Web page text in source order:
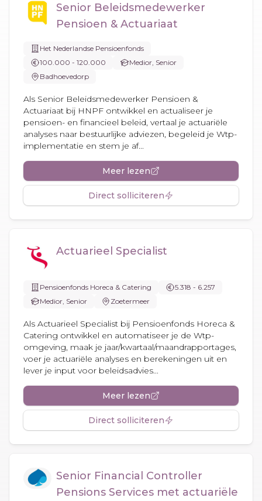
Senior Beleidsmedewerker
Pensioen & Actuariaat
Het Nederlandse Pensioenfonds
100.000 - 120.000
Medior, Senior
Badhoevedorp
Als Senior Beleidsmedewerker Pensioen &
Actuariaat bij HNPF ontwikkel en actualiseer je
pensioen- en financieel beleid, vertaal je actuariële
analyses naar bestuurlijke adviezen, begeleid je Wtp-
implementatie en stem je af...
Meer lezen
Direct solliciteren
Actuarieel Specialist
Pensioenfonds Horeca & Catering
5.318 - 6.257
Medior, Senior
Zoetermeer
Als Actuarieel Specialist bij Pensioenfonds Horeca &
Catering ontwikkel en automatiseer je de Wtp-
omgeving, maak je jaar/kwartaal/maandrapportages,
voer je actuariële analyses en berekeningen uit en
lever je input voor beleidsadvies...
Meer lezen
Direct solliciteren
Senior Financial Controller
Pensions Services met actuariële